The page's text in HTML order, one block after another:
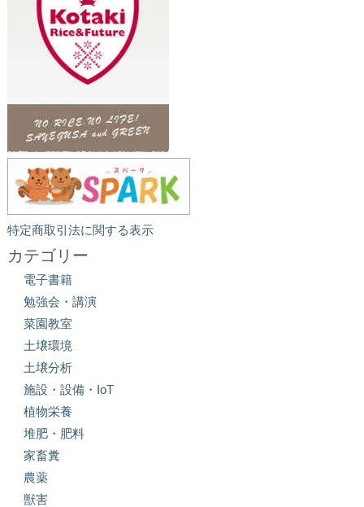
特定商取引法に関する表示
カテゴリー
電子書籍
勉強会・講演
菜園教室
土壌環境
土壌分析
施設・設備・IoT
植物栄養
堆肥・肥料
家畜糞
農薬
獣害